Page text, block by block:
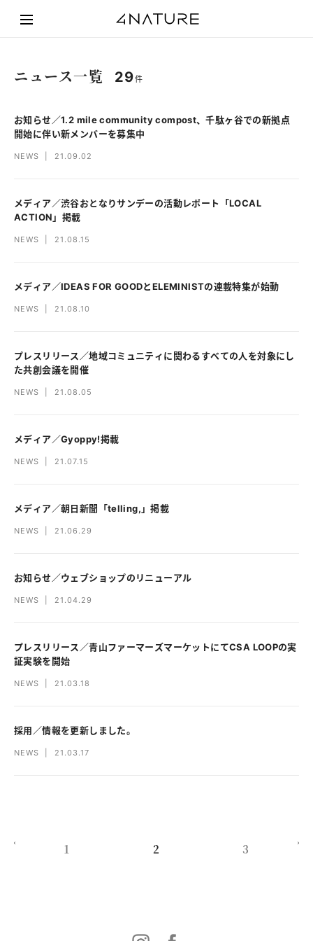
ニュース一覧 29
お知らせ／1.2 mile community compost、千駄ヶ谷での新拠点
開始に伴い新メンバーを募集中
NEWS 21.09.02
メディア／渋谷おとなりサンデーの活動レポート「LOCAL
ACTION」掲載
NEWS 21.08.15
メディア／IDEAS FOR GOODとELEMINISTの連載特集が始動
NEWS 21.08.10
プレスリリース／地域コミュニティに関わるすべての人を対象にし
た共創会議を開催
NEWS 21.08.05
メディア／Gyoppy!掲載
NEWS 21.07.15
メディア／朝日新聞「telling,」掲載
NEWS 21.06.29
お知らせ／ウェブショップのリニューアル
NEWS 21.04.29
プレスリリース／青山ファーマーズマーケットにてCSA LOOPの実
証実験を開始
NEWS 21.03.18
採用／情報を更新しました。
NEWS 21.03.17
1 2 3